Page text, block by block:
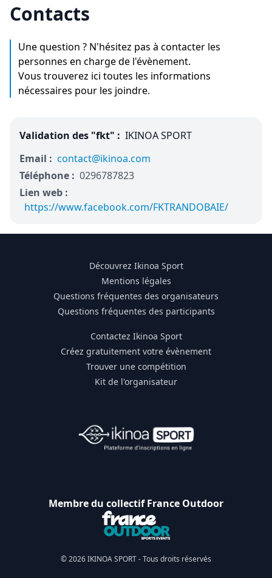
Contacts
Une question ? N'hésitez pas à contacter les
personnes en charge de l'évènement.
Vous trouverez ici toutes les informations
nécessaires pour les joindre.
Validation des "fkt" : IKINOA SPORT
Email : contact@ikinoa.com
Téléphone : 0296787823
Lien web :
https://www.facebook.com/FKTRANDOBAIE/
Découvrez Ikinoa Sport
Mentions légales
Questions fréquentes des organisateurs
Questions fréquentes des participants
Contactez Ikinoa Sport
Créez gratuitement votre évènement
Trouver une compétition
Kit de l'organisateur
Membre du collectif France Outdoor
© 2026 IKINOA SPORT - Tous droits réservés